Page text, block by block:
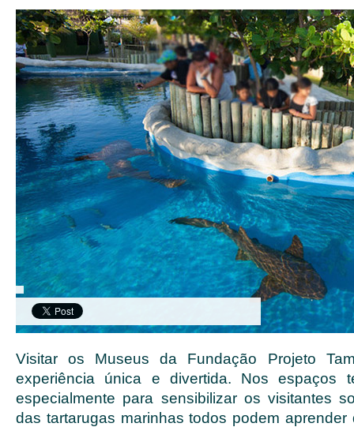
Visitar os Museus da Fundação Projeto
experiência única e divertida. Nos espaços
especialmente para sensibilizar os visitantes
das tartarugas marinhas todos podem